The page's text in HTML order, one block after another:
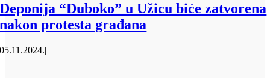
Deponija “Duboko” u Užicu biće zatvorena
nakon protesta građana
05.11.2024.|